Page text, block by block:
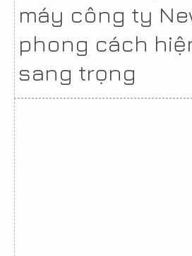
máy công ty
phong cách
sang trọng